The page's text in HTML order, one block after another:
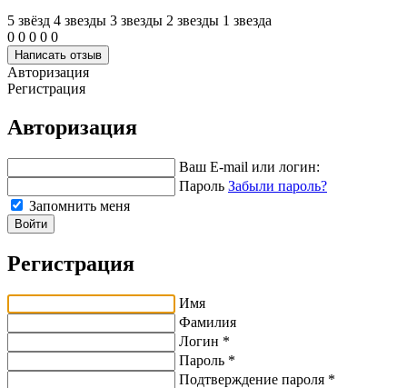
5 звёзд 4 звeзды 3 звeзды 2 звeзды 1 звeзда
0 0 0 0 0
Написать отзыв
Авторизация
Регистрация
Авторизация
Ваш E-mail или логин:
Пароль Забыли пароль?
Запомнить меня
Войти
Регистрация
Имя
Фамилия
Логин *
Пароль *
Подтверждение пароля *